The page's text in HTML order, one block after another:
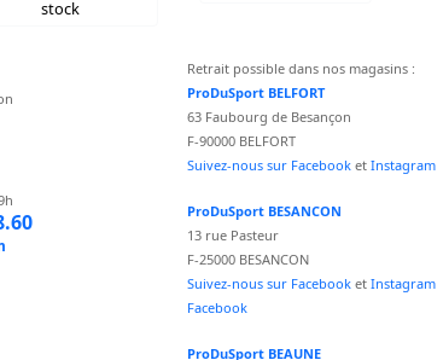
stock
Retrait possible dans nos magasins :
ProDuSport BELFORT
63 Faubourg de Besançon
F-90000 BELFORT
Suivez-nous sur Facebook et Instagram
ProDuSport BESANCON
13 rue Pasteur
F-25000 BESANCON
Suivez-nous sur Facebook et Instagram
Facebook
ProDuSport BEAUNE